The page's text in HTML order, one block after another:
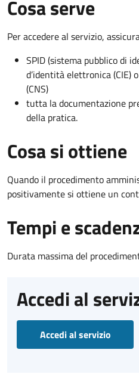
Cosa serve
Per accedere al servizio,
SPID (sistema pubblico di
d’identità elettronica (CIE)
(CNS)
tutta la documentazione
della pratica.
Cosa si ottiene
Quando il procedimento
positivamente si ottiene un
Tempi e
Durata massima del
Accedi al
Accedi al servizio